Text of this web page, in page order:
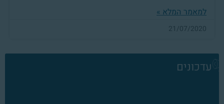
למאמר המלא »
21/07/2020
עדכונים